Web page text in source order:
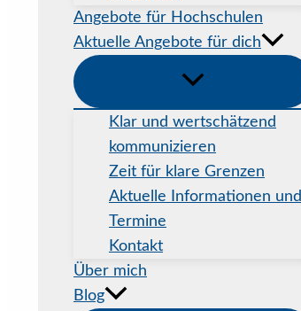
Angebote für Hochschulen
Aktuelle Angebote für dich
Klar und wertschätzend
kommunizieren
Zeit für klare Grenzen
Aktuelle Informationen und
Termine
Kontakt
Über mich
Blog